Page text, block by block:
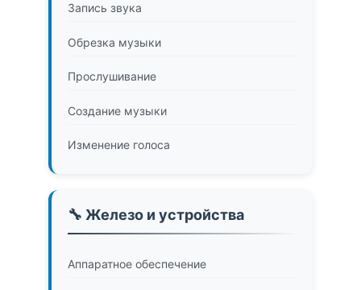
Запись звука
Обрезка музыки
Прослушивание
Создание музыки
Изменение голоса
🔧 Железо и устройства
Аппаратное обеспечение